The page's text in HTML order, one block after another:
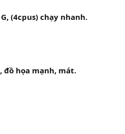
(4cpus) chạy nhanh.
đồ họa mạnh, mát.